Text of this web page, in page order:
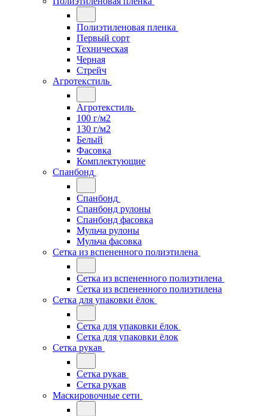
Полиэтиленовая пленка
Первый сорт
Техническая
Черная
Стрейч
Агротекстиль
Агротекстиль
100 г/м2
130 г/м2
Белый
Фасовка
Комплектующие
Спанбонд
Спанбонд
Спанбонд рулоны
Спанбонд фасовка
Мульча рулоны
Мульча фасовка
Сетка из вспененного полиэтилена
Сетка из вспененного полиэтилена
Сетка из вспененного полиэтилена
Сетка для упаковки ёлок
Сетка для упаковки ёлок
Сетка для упаковки ёлок
Сетка рукав
Сетка рукав
Сетка рукав
Маскировочные сети